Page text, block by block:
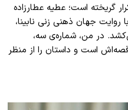
گریخته‌ است؛ عطیه عطارزاده
روایت جهان ذهنی زنی نابینا،
در من، شماره‌ی سه،
دهه‌ی ۱۳۵۰ قهرمان قصه‌اش است و داستان را از منظر